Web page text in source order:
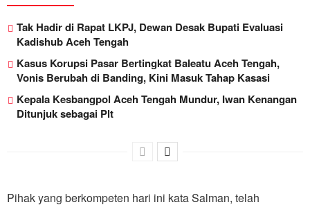
Tak Hadir di Rapat LKPJ, Dewan Desak Bupati Evaluasi
Kadishub Aceh Tengah
Kasus Korupsi Pasar Bertingkat Baleatu Aceh Tengah,
Vonis Berubah di Banding, Kini Masuk Tahap Kasasi
Kepala Kesbangpol Aceh Tengah Mundur, Iwan Kenangan
Ditunjuk sebagai Plt
Pihak yang berkompeten hari ini kata Salman, telah